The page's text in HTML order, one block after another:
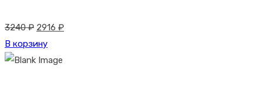
3240₽ Первоначальная
цена
составляла
2916 ₽Текущая
В корзину